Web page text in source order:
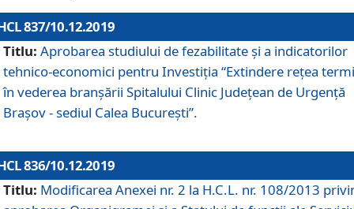
837/10.12.2019
Titlu: Aprobarea studiului de fezabilitate și a indicatorilor
tehnico-economici pentru Investiția “Extindere rețea
în vederea branșării Spitalului Clinic Județean de Urgență
Brașov - sediul Calea București”.
836/10.12.2019
Titlu: Modificarea Anexei nr. 2 la H.C.L. nr. 108/2013